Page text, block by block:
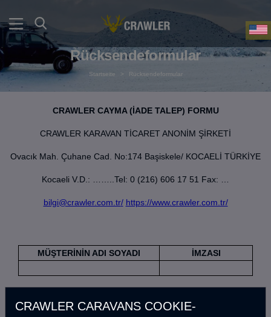
Rücksendeformular
Startseite > Rücksendeformular
CRAWLER CAYMA (İADE TALEP) FORMU
CRAWLER KARAVAN TİCARET ANONİM ŞİRKETİ
Ovacık Mah. Çuhane Cad. No:174 Başiskele/ KOCAELİ TÜRKİYE
Kocaeli V.D.: ……..Tel: 0 (216) 606 17 51 Fax: …
bilgi@crawler.com.tr/ https://www.crawler.com.tr/
MÜŞTERİNİN ADI SOYADI İMZASI
CRAWLER CARAVANS COOKIE-